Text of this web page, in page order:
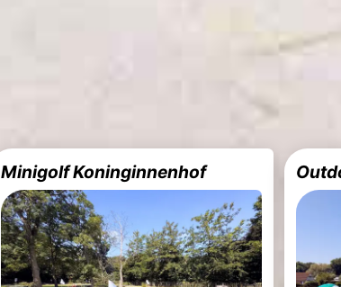
Minigolf Koninginnenhof